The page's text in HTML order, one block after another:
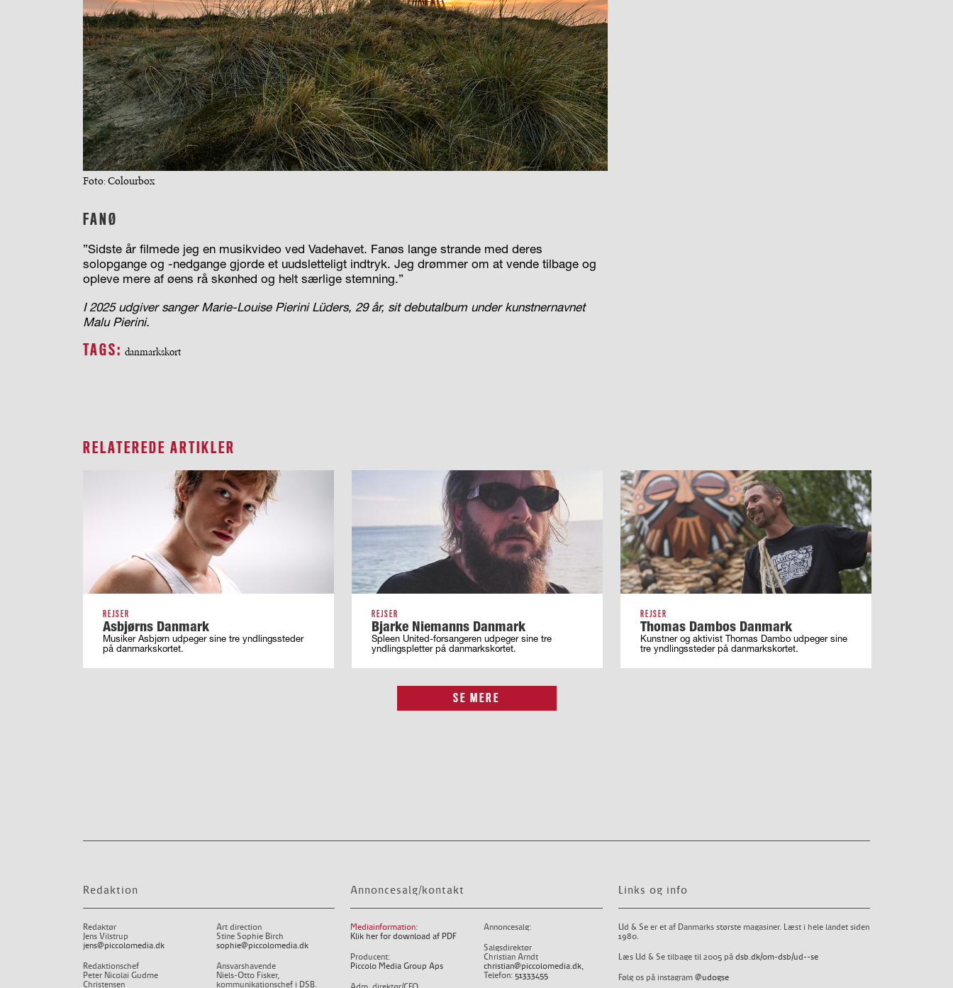
Foto: Colourbox
FANØ
”Sidste år filmede jeg en musikvideo ved Vadehavet. Fanøs lange strande med deres
solopgange og -nedgange gjorde et uudsletteligt indtryk. Jeg drømmer om at vende tilbage og
opleve mere af øens rå skønhed og helt særlige stemning.”
I 2025 udgiver sanger Marie-Louise Pierini Lüders, 29 år, sit debutalbum under kunstnernavnet
Malu Pierini.
TAGS: danmarkskort
RELATEREDE ARTIKLER
REJSER
Asbjørns Danmark
Musiker Asbjørn udpeger sine tre yndlingssteder
på danmarkskortet.
REJSER
Bjarke Niemanns Danmark
Spleen United-forsangeren udpeger sine tre
yndlingspletter på danmarkskortet.
REJSER
Thomas Dambos Danmark
Kunstner og aktivist Thomas Dambo udpeger sine
tre yndlingssteder på danmarkskortet.
SE MERE
Redaktion
Redaktør
Jens Vilstrup
jens@piccolomedia.dk
Redaktionschef
Peter Nicolai Gudme
Christensen
Art direction
Stine Sophie Birch
sophie@piccolomedia.dk
Ansvarshavende
Niels-Otto Fisker,
kommunikationschef i DSB.
Annoncesalg/kontakt
Mediainformation:
Klik her for download af PDF
Producent:
Piccolo Media Group Aps
Annoncesalg:
Salgsdirektør
Christian Arndt
christian@piccolomedia.dk,
Telefon: 51333455
Links og info
Ud & Se er et af Danmarks største magasiner. Læst i hele landet siden
1980.
Læs Ud & Se tilbage til 2005 på dsb.dk/om-dsb/ud--se
Følg os på instagram @udogse